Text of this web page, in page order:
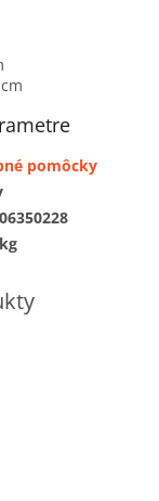
pomôcky